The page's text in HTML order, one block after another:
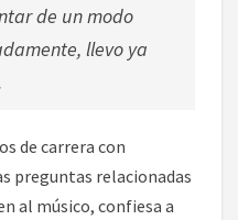
de un modo
llevo ya
de carrera con
preguntas relacionadas
al músico, confiesa a